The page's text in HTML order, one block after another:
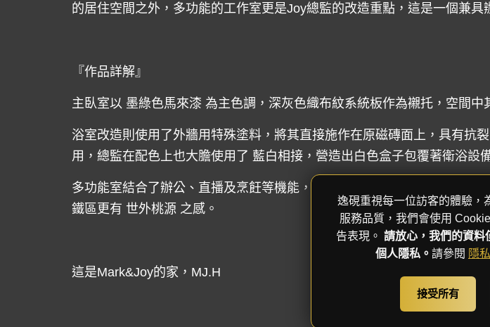
的居住空間之外，多功能的工作室更是Joy總監的改造重點，這是一個兼
『作品詳解』
主臥室以 墨綠色馬來漆 為主色調，深灰色織布紋系統板作為襯托，空間
浴室改造則使用了外牆用特殊塗料，將其直接施作在原磁磚面上，具有抗
用，總監在配色上也大膽使用了 藍白相接，營造出白色盒子包覆著衛浴設
多功能室結合了辦公、直播及烹飪等機能，大面落地窗讓露台綠意成為愜
鐵區更有 世外桃源 之感。
這是Mark&Joy的家，MJ.H
逸硯重視每一位訪客的體驗，
服務品質，我們會使用
告表現。 請放心，我們的資料
個人隱私。 請參閱 隱
接受所有